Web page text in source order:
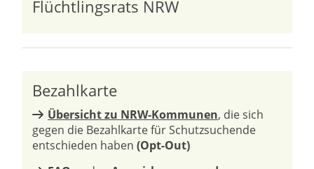
Flüchtlingsrats NRW
Bezahlkarte
Übersicht zu NRW-Kommunen, die sich
gegen die Bezahlkarte für Schutzsuchende
entschieden haben (Opt-Out)